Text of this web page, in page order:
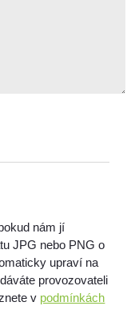
nám jí
JPG nebo PNG o
upraví na
provozovateli
v podmínkách